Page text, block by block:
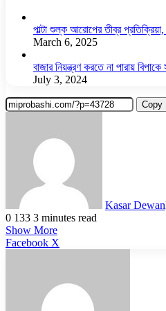
পাল্টা শুল্ক আরোপের তীব্র
March 6, 2025
বাজার নিয়ন্ত্রণ করতে না পারায়
July 3, 2024
Copy
Kasar Dewan
0 133 3 minutes read
Show More
Facebook X